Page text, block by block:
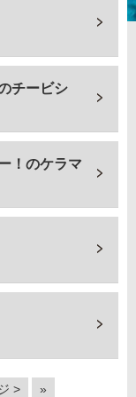
チービシ
！のケラマ
> »